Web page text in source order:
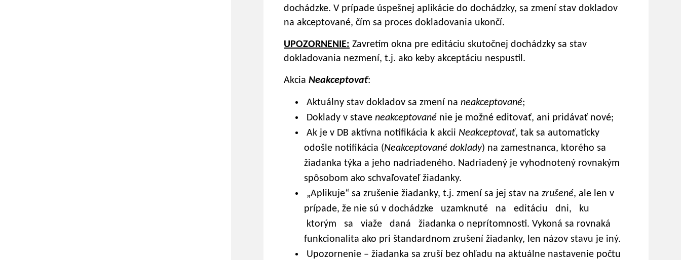
dochádzke. V prípade úspešnej aplikácie do dochádzky, sa zmení stav dokladov
na akceptované, čím sa proces dokladovania ukončí.
UPOZORNENIE: Zavretím okna pre editáciu skutočnej dochádzky sa stav
dokladovania nezmení, t.j. ako keby akceptáciu nespustil.
Akcia Neakceptovať:
Aktuálny stav dokladov sa zmení na neakceptované;
Doklady v stave neakceptované nie je možné editovať, ani pridávať nové;
Ak je v DB aktívna notifikácia k akcii Neakceptovať, tak sa automaticky
odošle notifikácia (Neakceptované doklady) na zamestnanca, ktorého sa
žiadanka týka a jeho nadriadeného. Nadriadený je vyhodnotený rovnakým
spôsobom ako schvaľovateľ žiadanky.
„Aplikuje“ sa zrušenie žiadanky, t.j. zmení sa jej stav na zrušené, ale len v
prípade, že nie sú v dochádzke uzamknuté na editáciu dni, ku
ktorým sa viaže daná žiadanka o neprítomnosti. Vykoná sa rovnaká
funkcionalita ako pri štandardnom zrušení žiadanky, len názov stavu je iný.
Upozornenie – žiadanka sa zruší bez ohľadu na aktuálne nastavenie počtu